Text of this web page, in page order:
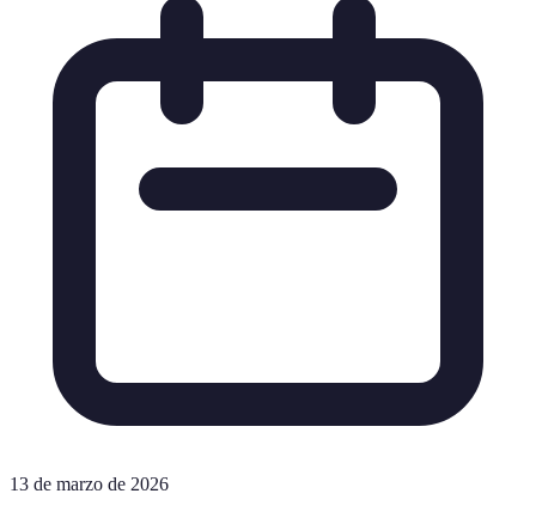
13 de marzo de 2026